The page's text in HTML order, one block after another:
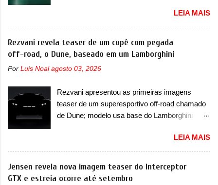
nada os primeiros consumidores). Pelas
imagens teaser, se percebe que o sedã contará
com um novo para-choque na dianteira. Ele
passa a trazer um vinco horizontal mais
destacado que atravessa toda a dianteira do
faróis. Ele ainda possui um espaço para a placa
novo abaixo do vinco e uma nova entrada de ar
inferio...
como uma marca com utilitários esportivos, a
Fang Cheng Bao nasceu como uma empresa
voltada a desenvolver utilitários esportivos com
uma pegada mais off-road. E isso funcionou
muito bem com o lançamento dos modelos Bao
5 e Bao 8, além do Tai 3 e Tai 7. Agora, a marca
de... sedãs. Antecipado por imagens teaser, o
Formula S será o primeiro três volumes da
Fang Cheng Bao, que parece se perder na sua
marca divulgou algumas imagens externas e
informações sobre o sedã, que terá seu
lançamento ainda neste ano de 2026. Em
termos de design, o Formula S segue
LEIA MAIS
Rezvani revela teaser de um cupê com pegada
off-road, o Dune, baseado em um Lamborghini
Por Luis Noal agosto 03, 2026
Rezvani apresentou as primeiras imagens
teaser de um superesportivo off-road chamado
de Dune; modelo usa base do Lamborghini
apresentou as primeiras imagens teaser de um
novo superesportivo que vai oferecer aos seus
consumidores. Trata-se do Dune, um cupê
superesportivo que terá uma proposta off-road
LEIA MAIS
Jensen revela nova imagem teaser do Interceptor
GTX e estreia ocorre até setembro